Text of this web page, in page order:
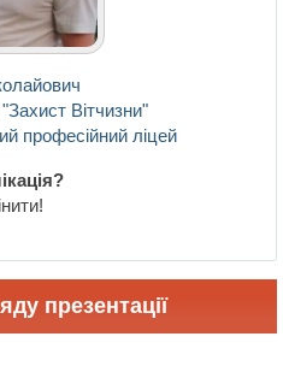
Вітчизни"
професійний ліцей
презентації